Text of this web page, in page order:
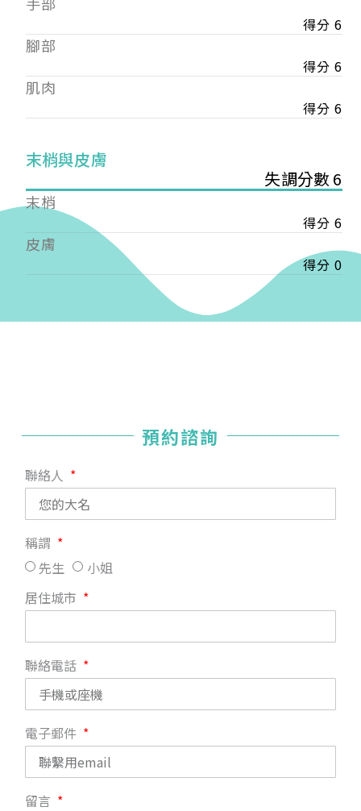
得分 6
腳部
得分 6
肌肉
得分 6
末梢與皮膚
失調分數 6
末梢
得分 6
皮膚
得分 0
預約諮詢
聯絡人
稱謂
先生
小姐
居住城市
聯絡電話
電子郵件
留言
會審核通過後即通知您進行繳費，繳費資訊如下
【會費】
個人會員:
入會費新臺幣1200元，於會員入會時繳納；常年會
費1200元，於每年度繳納。
費3000元，於每年度繳納。
戶名: 社團法人台灣自律神經健康培訓暨發展協會
帳號: 003-03-501566-2
銀行: (013) 國泰世華 南京東路分行